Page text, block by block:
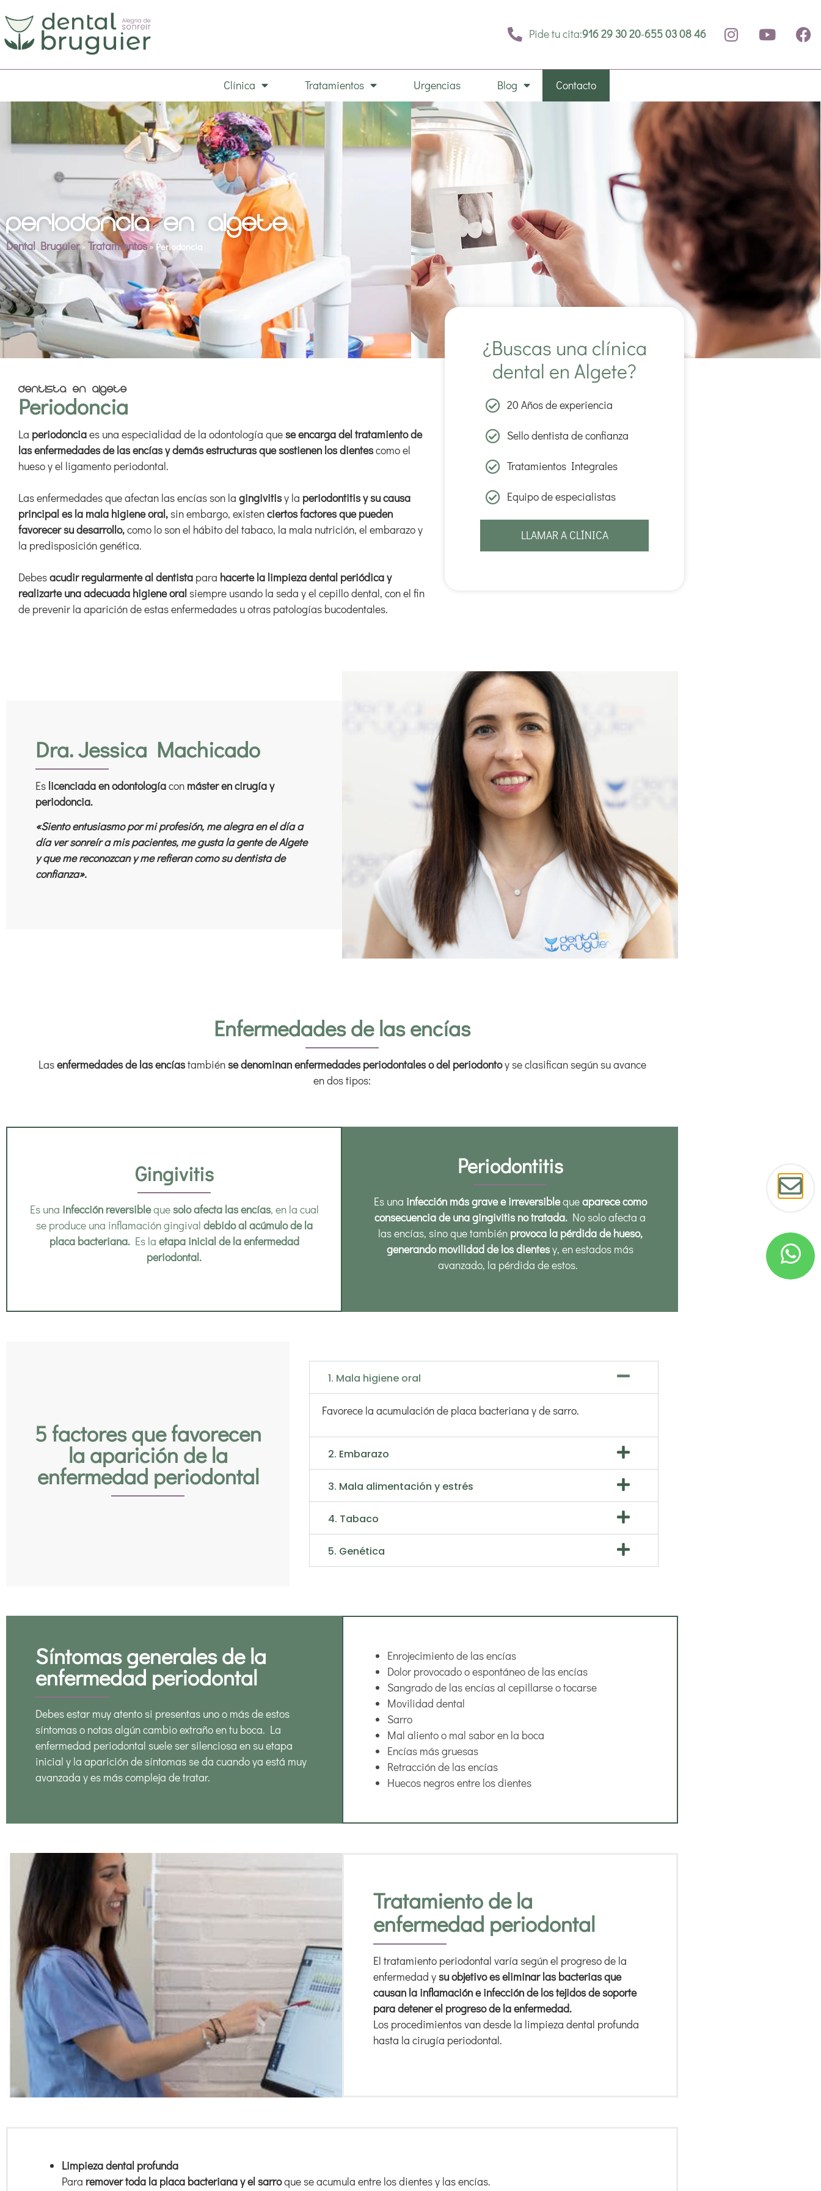
Pide tu cita:916 29 30 20-655 03 08 46
Clínica Tratamientos Urgencias Blog Contacto
Periodoncia en Algete
Dental Bruguier» Tratamientos»Periodoncia
DENTISTA EN ALGETE
Periodoncia
La periodonciaes una especialidad de la odontología quese encarga del tratamiento de
las enfermedades de las encías y demás estructuras que sostienen los dientescomo el
hueso y el ligamento periodontal.
Las enfermedades que afectan las encías son la gingivitisy la periodontitis y su causa
principal es la mala higiene oral,sin embargo, existenciertos factores que pueden
favorecer su desarrollo,como lo son el hábito del tabaco, la mala nutrición, el embarazo y
la predisposición genética.
Debesacudir regularmente al dentista para hacerte la limpieza dental periódica y
realizarte una adecuada higiene oral siempre usando la seda y el cepillo dental, con el fin
de prevenir la aparición de estas enfermedades u otras patologías bucodentales.
¿Buscas una clínica
dental en Algete?
20 Años de experiencia
Sello dentista de confianza
Tratamientos Integrales
Equipo de especialistas
LLAMAR A CLÍNICA
Dra. Jessica Machicado
Es licenciada en odontologíacon máster en cirugía y
periodoncia.
«Siento entusiasmo por mi profesión, me alegra en el día a
día ver sonreír a mis pacientes, me gusta la gente de Algete
y que me reconozcan y me refieran como su dentista de
confianza».
Enfermedades de las encías
Lasenfermedades de las encíastambiénse denominan enfermedades periodontales o del periodontoy se clasifican según su avance
en dos tipos:
Gingivitis
Es una infección reversiblequesolo afecta las encías, en la cual
se produce una inflamación gingival debido al acúmulo de la
placa bacteriana.Es la etapa inicial de la enfermedad
periodontal.
Periodontitis
Es una infección más grave e irreversiblequeaparece como
consecuencia de una gingivitis no tratada. No solo afecta a
las encías, sino que también provoca la pérdida de hueso,
generando movilidad de los dientesy, en estados más
avanzado, la pérdida de estos.
5 factores que favorecen
la aparición de la
enfermedad periodontal
1. Mala higiene oral
Favorece la acumulación de placa bacteriana y de sarro.
2. Embarazo
3. Mala alimentación y estrés
4. Tabaco
5. Genética
Síntomas generales de la
enfermedad periodontal
Debes estar muy atento si presentas uno o más de estos
síntomas o notas algún cambio extraño en tu boca. La
enfermedad periodontal suele ser silenciosa en su etapa
inicial y la aparición de síntomas se da cuando ya está muy
avanzada y es más compleja de tratar.
Enrojecimiento de las encías
Dolor provocado o espontáneo de las encías
Sangrado de las encías al cepillarse o tocarse
Movilidad dental
Sarro
Mal aliento o mal sabor en la boca
Encías más gruesas
Retracción de las encías
Huecos negros entre los dientes
Tratamiento de la
enfermedad periodontal
El tratamiento periodontal varía según el progreso de la
enfermedad ysu objetivo es eliminar las bacterias que
causan la inflamación e infección de los tejidos de soporte
para detener el progreso de la enfermedad.
Los procedimientos van desde la limpieza dental profunda
hasta la cirugía periodontal.
Limpieza dental profunda
Para remover toda la placa bacteriana y el sarroque se acumula entre los dientes y las encías.